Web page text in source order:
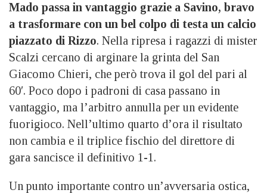
Mado passa in vantaggio grazie a Savino, bravo
a trasformare con un bel colpo di testa un calcio
piazzato di Rizzo. Nella ripresa i ragazzi di mister
Scalzi cercano di arginare la grinta del San
Giacomo Chieri, che però trova il gol del pari al
60′. Poco dopo i padroni di casa passano in
vantaggio, ma l’arbitro annulla per un evidente
fuorigioco. Nell’ultimo quarto d’ora il risultato
non cambia e il triplice fischio del direttore di
gara sancisce il definitivo 1-1.
Un punto importante contro un’avversaria ostica,